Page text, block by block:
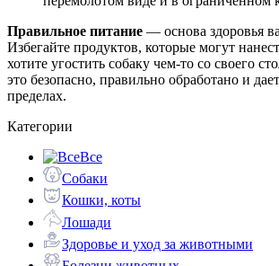
Правильное питание — основа здоровья
Избегайте продуктов, которые могут
хотите угостить собаку чем-то со своего
это безопасно, правильно обработано и
пределах.
Категории
Все
Собаки
Кошки, коты
Лошади
Здоровье и уход за животными